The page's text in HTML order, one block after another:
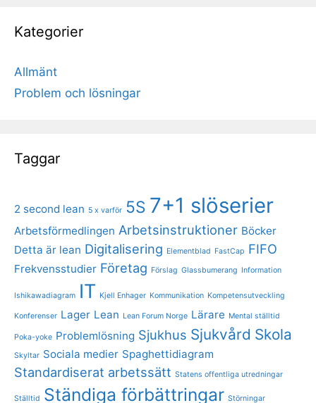
Kategorier
Allmänt
Problem och lösningar
Taggar
2 second lean 5 x varför 5S 7+1 slöserier
Arbetsförmedlingen Arbetsinstruktioner Böcker
Detta är lean Digitalisering Elementblad FastCap FIFO
Frekvensstudier Företag Förslag Glassbumerang Information
Ishikawadiagram IT Kjell Enhager Kommunikation Kompetensutveckling
Konferenser Lager Lean Lean Forum Norge Lärare Mental ställtid
Poka-yoke Problemlösning Sjukhus Sjukvård Skola
Skyltar Sociala medier Spaghettidiagram
Standardiserat arbetssätt Statens offentliga utredningar
Ställtid Ständiga förbättringar Störningar